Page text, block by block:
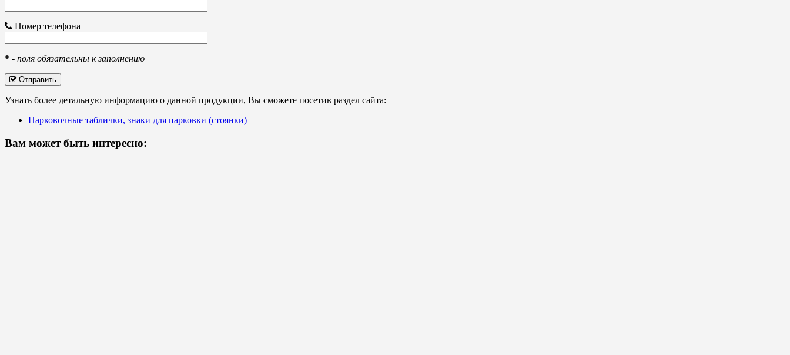
Номер телефона
* - поля обязательны к заполнению
Отправить
Узнать более детальную информацию о данной продукции, Вы сможете посетив раздел сайта:
Парковочные таблички, знаки для парковки (стоянки)
Вам может быть интересно: